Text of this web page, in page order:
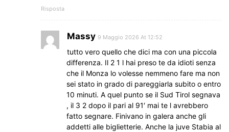
Risposta
Massy 9 Maggio 2026 At 12:52
tutto vero quello che dici ma con una piccola
differenza. Il 2 1 l hai preso te da idioti senza
che il Monza lo volesse nemmeno fare ma non
sei stato in grado di pareggiarla subito o entro
10 minuti. A quel punto se il Sud Tirol segnava
, il 3 2 dopo il pari al 91′ mai te l avrebbero
fatto segnare. Finivano in galera anche gli
addetti alle biglietterie. Anche la juve Stabia al